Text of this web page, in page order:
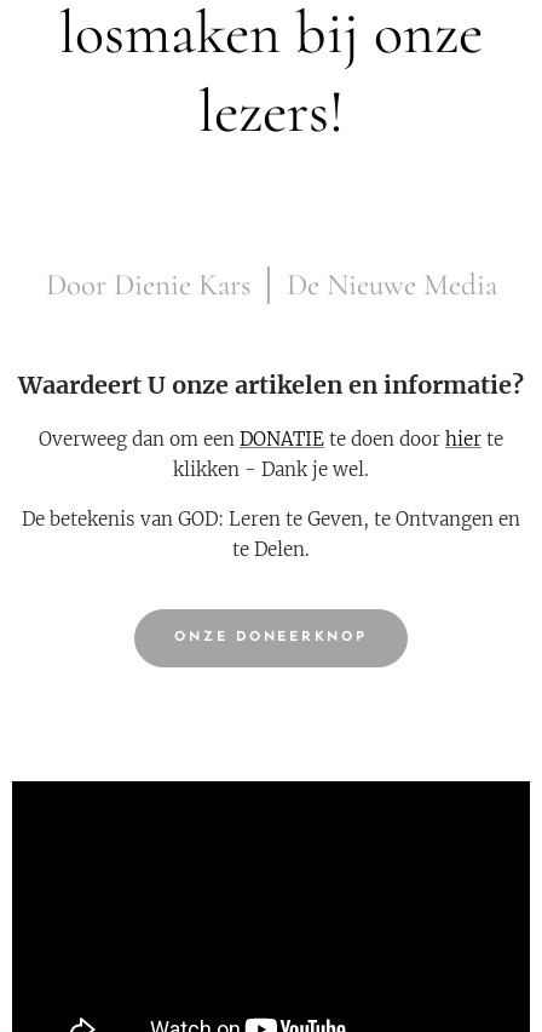
losmaken bij onze
lezers!
Door Dienie Kars │ De Nieuwe Media
Waardeert U onze artikelen en informatie?
Overweeg dan om een DONATIE te doen door hier te
klikken - Dank je wel.
De betekenis van GOD: Leren te Geven, te Ontvangen en
te Delen.
ONZE DONEERKNOP